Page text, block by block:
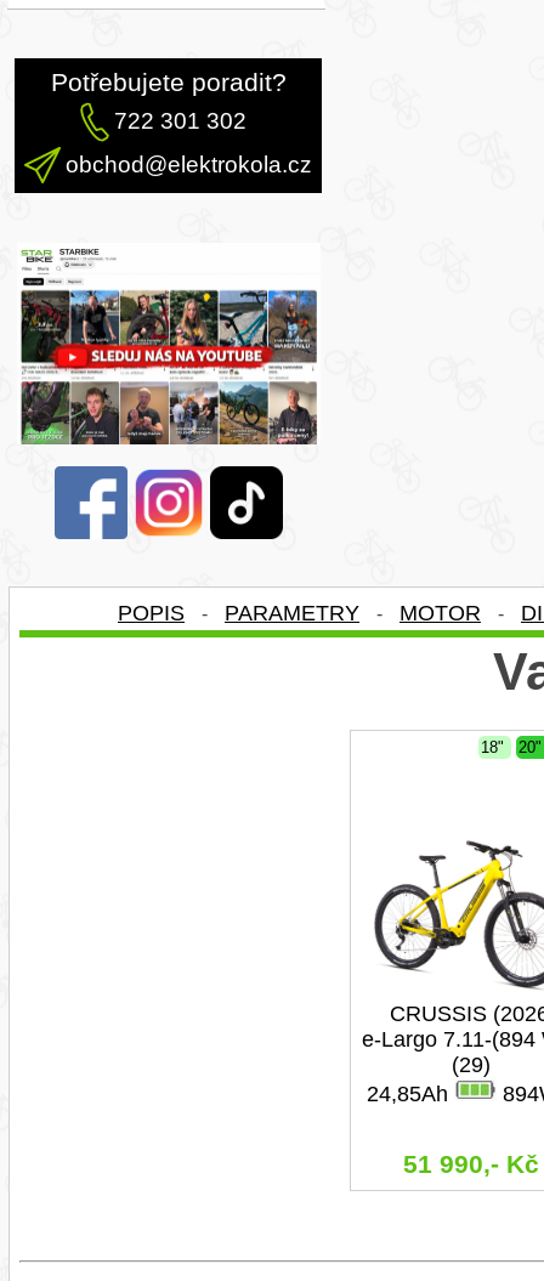
Potřebujete poradit?
722 301 302
obchod@elektrokola.cz
POPIS - PARAMETRY - MOTOR -
18"
CRUSSIS
e-Largo 7.11-(894
(29)
24,85Ah
51 990,- Kč